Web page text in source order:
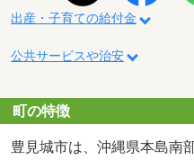
出産・子育ての給付金
公共サービスや治安
町の特徴
豊見城市は、沖縄県本島南